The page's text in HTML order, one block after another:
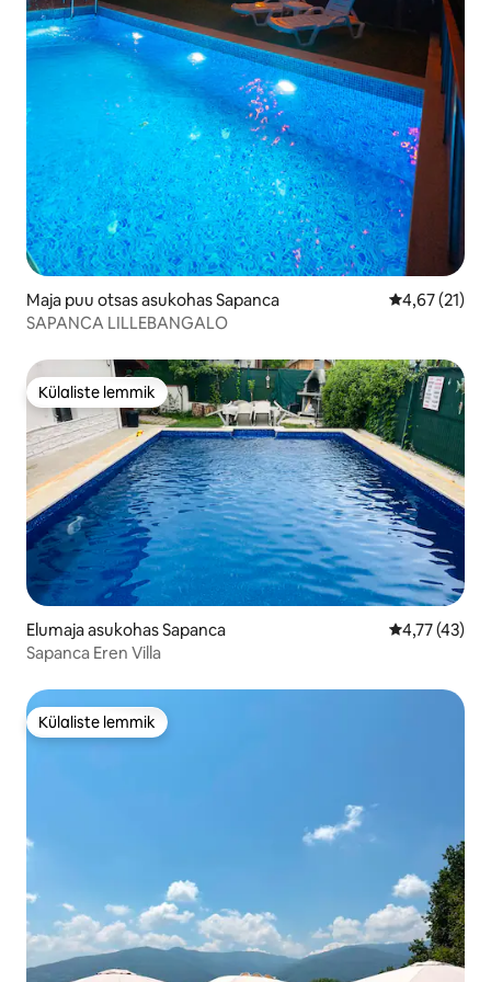
Maja puu otsas asukohas Sapanca Keskmine
4,67 (21)
SAPANCA LILLEBANGALO
Külaliste lemmik
Külaliste lemmik
Elumaja asukohas Sapanca Keskmine
4,77 (43)
Sapanca Eren Villa
Külaliste lemmik
Külaliste lemmik